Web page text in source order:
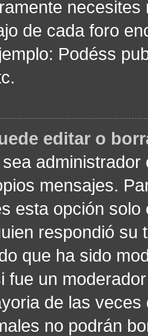
de cada foro
Podéss
editar o
mensajes.
esta opción
respondió
que ha sido
fue un
de las
no podrán